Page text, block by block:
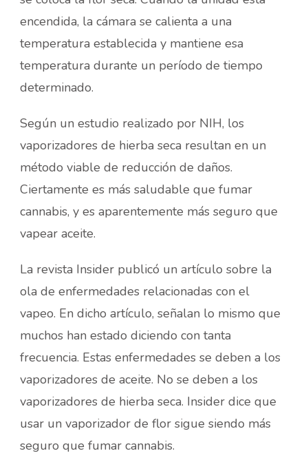
encendida, la cámara se calienta a una
temperatura establecida y mantiene esa
temperatura durante un período de tiempo
determinado.
Según un estudio realizado por NIH, los
vaporizadores de hierba seca resultan en un
método viable de reducción de daños.
Ciertamente es más saludable que fumar
cannabis, y es aparentemente más seguro que
vapear aceite.
La revista Insider publicó un artículo sobre la
ola de enfermedades relacionadas con el
vapeo. En dicho artículo, señalan lo mismo que
muchos han estado diciendo con tanta
frecuencia. Estas enfermedades se deben a los
vaporizadores de aceite. No se deben a los
vaporizadores de hierba seca. Insider dice que
usar un vaporizador de flor sigue siendo más
seguro que fumar cannabis.